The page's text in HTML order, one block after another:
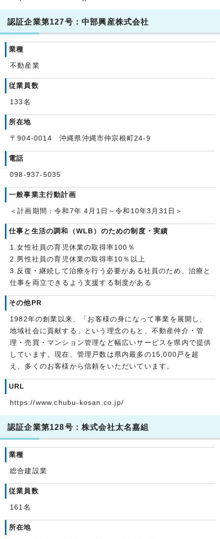
認証企業第127号：中部興産株式会社
業種
不動産業
従業員数
133名
所在地
〒904-0014 沖縄県沖縄市仲宗根町24-9
電話
098-937-5035
一般事業主行動計画
＜計画期間：令和7年 4月1日～令和10年3月31日＞
仕事と生活の調和（WLB）のための制度・実績
1.女性社員の育児休業の取得率100％
2.男性社員の育児休業の取得率10％以上
3.反復・継続して治療を行う必要がある社員のため、治療と
仕事を両立できるよう支援する制度がある
その他PR
1982年の創業以来、「お客様の身になって事業を展開し、
地域社会に貢献する」という理念のもと、不動産仲介・管
理・売買・マンション管理など幅広いサービスを県内で提供
しています。現在、管理戸数は県内最多の15,000戸を超
え、多くのお客様から信頼をいただいています。
URL
https://www.chubu-kosan.co.jp/
認証企業第128号：株式会社太名嘉組
業種
総合建設業
従業員数
161名
所在地